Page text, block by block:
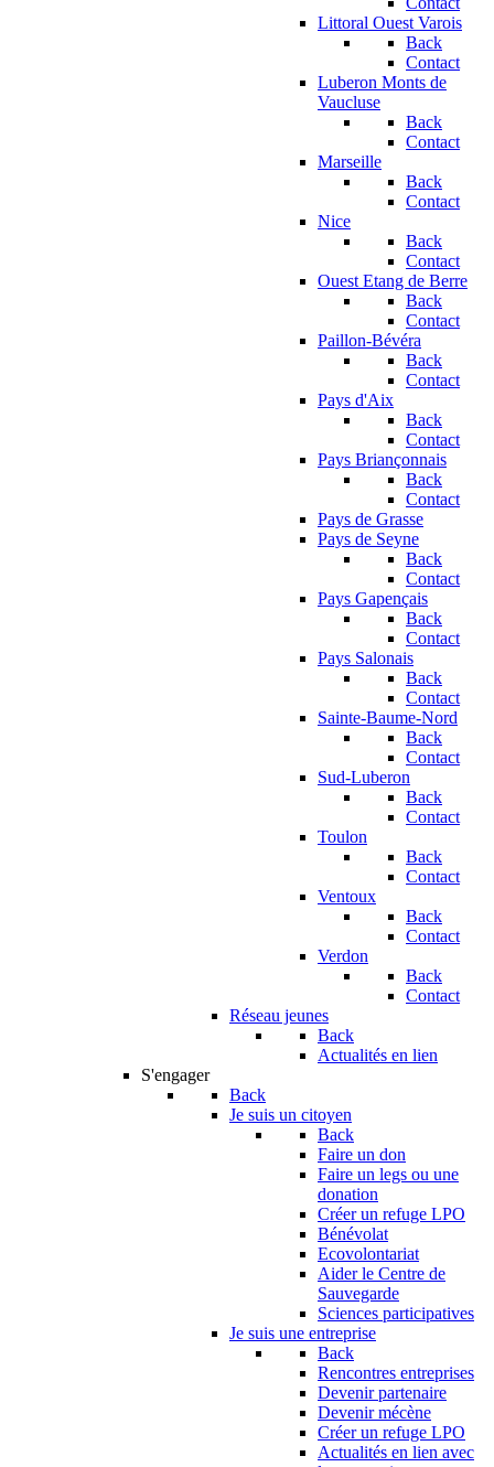
Littoral Ouest Varois
Back
Contact
Luberon Monts de
Vaucluse
Back
Contact
Marseille
Back
Contact
Nice
Back
Contact
Ouest Etang de Berre
Back
Contact
Paillon-Bévéra
Back
Contact
Pays d'Aix
Back
Contact
Pays Briançonnais
Back
Contact
Pays de Grasse
Pays de Seyne
Back
Contact
Pays Gapençais
Back
Contact
Pays Salonais
Back
Contact
Sainte-Baume-Nord
Back
Contact
Sud-Luberon
Back
Contact
Toulon
Back
Contact
Ventoux
Back
Contact
Verdon
Back
Contact
Réseau jeunes
Back
Actualités en lien
S'engager
Back
Je suis un citoyen
Back
Faire un don
Faire un legs ou une
donation
Créer un refuge LPO
Bénévolat
Ecovolontariat
Aider le Centre de
Sauvegarde
Sciences participatives
Je suis une entreprise
Back
Rencontres entreprises
Devenir partenaire
Devenir mécène
Créer un refuge LPO
Actualités en lien avec